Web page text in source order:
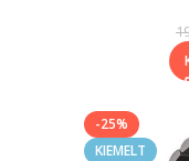
-25%
KIEMELT